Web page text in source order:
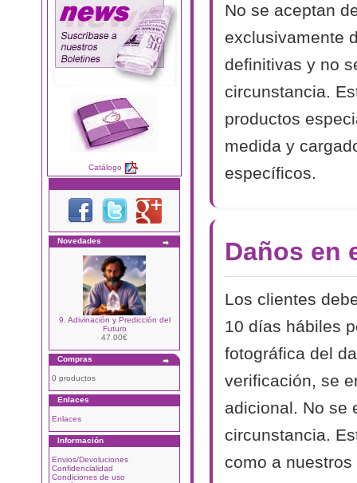
Catálogo
Novedades
9. Adivinación y Predicción del
Futuro
47.00€
Compras
0 productos
Enlaces
Enlaces
Información
Envios/Devoluciones
Confidencialidad
Condiciones de uso
No se aceptan
exclusivamente
definitivas y no
circunstancia.
productos
medida y
específicos.
Daños en
Los clientes
10 días hábiles
fotográfica del
verificación, se
adicional. No se
circunstancia.
como a